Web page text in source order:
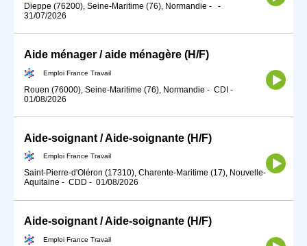
Dieppe (76200), Seine-Maritime (76), Normandie -
-
31/07/2026
Aide ménager / aide ménagère (H/F)
Emploi France Travail
Rouen (76000), Seine-Maritime (76), Normandie - CDI -
01/08/2026
Aide-soignant / Aide-soignante (H/F)
Emploi France Travail
Saint-Pierre-d'Oléron (17310), Charente-Maritime (17), Nouvelle-
Aquitaine - CDD - 01/08/2026
Aide-soignant / Aide-soignante (H/F)
Emploi France Travail